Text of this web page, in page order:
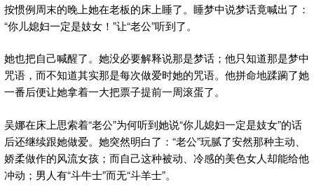
按惯例周末的晚上她在老板的床上睡了。睡梦中说梦话竟喊出了：
“你儿媳妇一定是妓女！”让“老公”听到了。
她也把自己喊醒了。她没必要解释说那是梦话；他只知道那是梦中
咒语，而不知道其实那是每次做爱时她的咒语。他拼命地蹂躏了她
一番后便让她拿着一大把票子提前一周滚蛋了。
吴娜在床上思索着“老公”为何听到她说“你儿媳妇一定是妓女”的话
后还继续跟她做爱。她突然明白了：“老公”玩腻了安然那种主动、
娇柔做作的风流女孩；而自己这种被动、冷感的美色女人却能给他
冲动；男人有“斗牛士”而无“斗羊士”。